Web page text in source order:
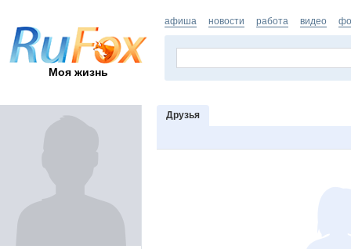
Моя жизнь
афиша новости работа видео
Друзья